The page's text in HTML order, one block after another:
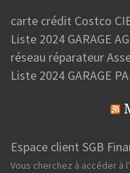
carte crédit Costco
Liste 2024 GARAGE
réseau réparateur
Liste 2024 GARAGE
Espace client SGB
Vous cherchez à accéder à